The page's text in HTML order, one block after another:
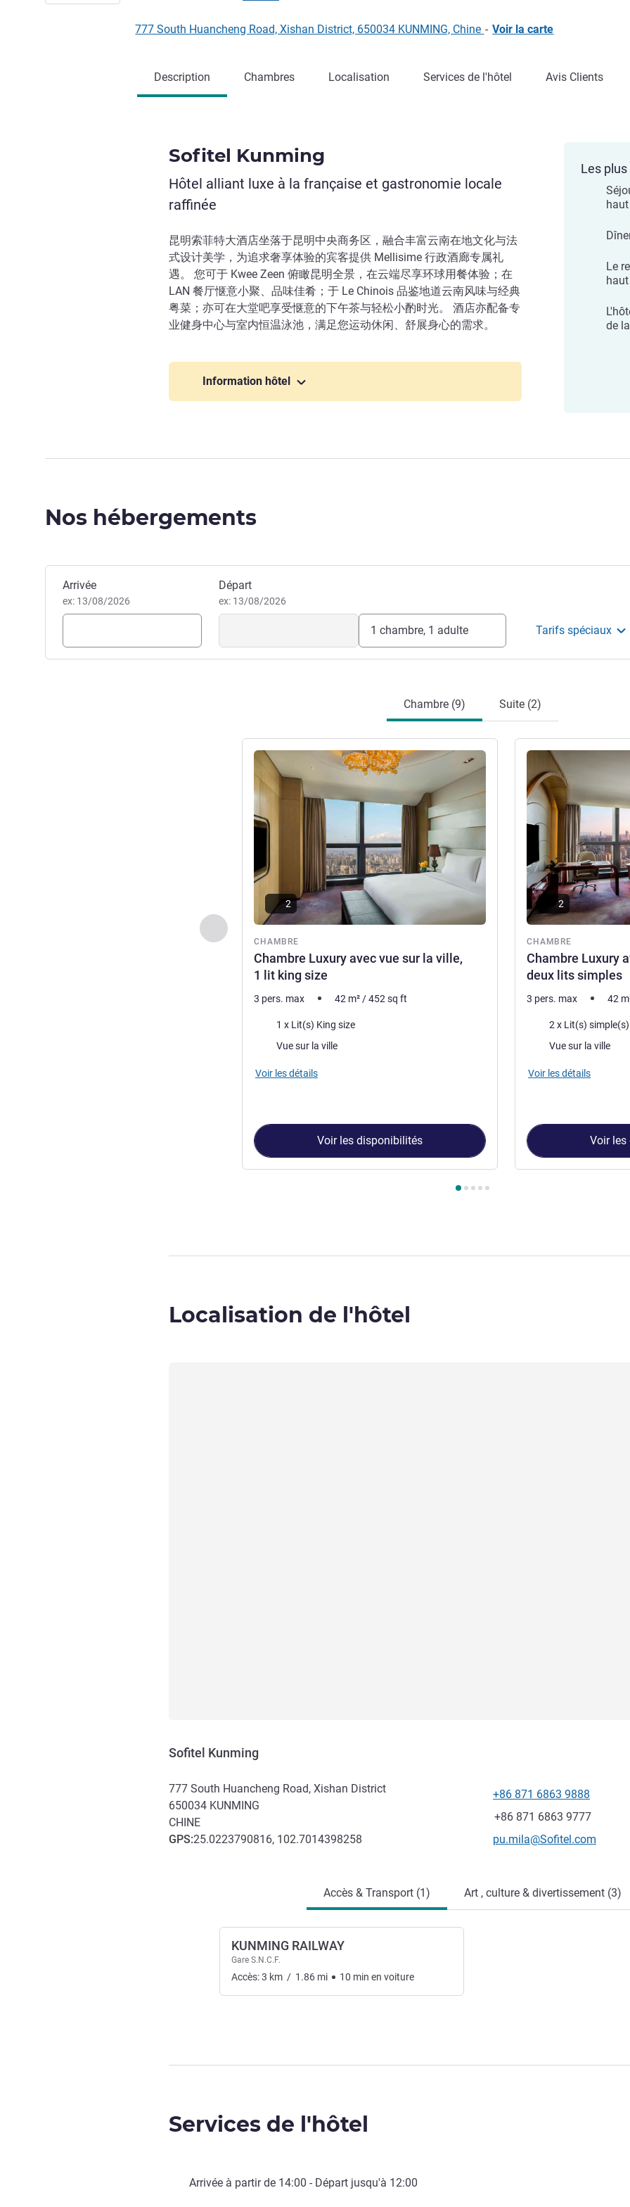
777 South Huancheng Road, Xishan District, 650034 KUNMING, Chine - Voir la carte
Description Chambres Localisation Services de l'hôtel Avis Clients
Sofitel Kunming
Hôtel alliant luxe à la française et gastronomie locale
raffinée
昆明索菲特大酒店坐落于昆明中央商务区，融合丰富云南在地文化与法
式设计美学，为追求奢享体验的宾客提供 Mellisime 行政酒廊专属礼
遇。 您可于 Kwee Zeen 俯瞰昆明全景，在云端尽享环球用餐体验；在
LAN 餐厅惬意小聚、品味佳肴；于 Le Chinois 品鉴地道云南风味与经典
粤菜；亦可在大堂吧享受惬意的下午茶与轻松小酌时光。 酒店亦配备专
业健身中心与室内恒温泳池，满足您运动休闲、舒展身心的需求。
Information hôtel
Les plus
Le
de
Nos hébergements
Réserver cet hôtel
Arrivée
ex: 13/08/2026
Départ
ex: 13/08/2026
1 chambre, 1 adulte Tarifs spéciaux
Chambre (9) Suite (2)
Précédent - Chambre
CHAMBRE
Chambre Luxury avec vue sur la ville,
1 lit king size
Voir les détails
2
3 pers. max 42 m² /452 sq ft
Literie1 x Lit(s) King size
Vues :Vue sur la ville
Voir les détails
Voir les disponibilités
CHAMBRE
Chambre Luxury
deux lits simples
Voir les détails
2
3 pers. max 42
Literie2 x Lit(s) simple(s)
Vues :Vue sur la ville
Voir les détails
Voir
Localisation de l'hôtel
Sofitel Kunming
777 South Huancheng Road, Xishan District
650034 KUNMING
CHINE
GPS:25.0223790816, 102.7014398258
Téléphone
+86 871 6863 9888
Fax
+86 871 6863 9777
Email de contact
pu.mila@Sofitel.com
Accès & Transport (1) Art , culture & divertissement (3)
KUNMING RAILWAY
Gare S.N.C.F.
Accès:3 km / 1.86 mi 10 min en voiture
Services de l'hôtel
Arrivée à partir de 14:00 - Départ jusqu'à 12:00